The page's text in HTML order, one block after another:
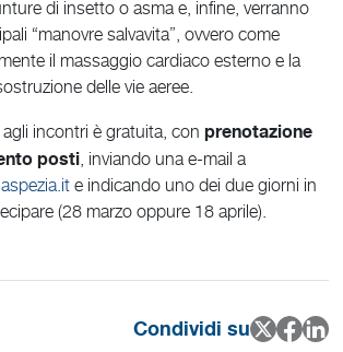
di insetto o asma e, infine, verranno
“manovre salvavita”, ovvero come
il massaggio cardiaco esterno e la
delle vie aeree.
agli incontri è gratuita, conprenotazione
posti, inviando una e-mail a
e indicando uno dei due giorni in
(28 marzo oppure 18 aprile).
Condividi su